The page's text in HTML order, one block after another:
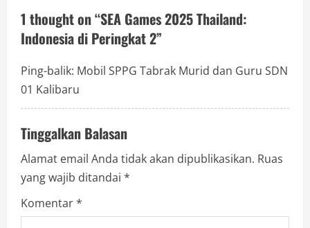
v
i
g
a
t
i
o
n
1 thought on “SEA Games 2025 Thailand:
Indonesia di Peringkat 2”
Ping-balik: Mobil SPPG Tabrak Murid dan Guru SDN
01 Kalibaru
Tinggalkan Balasan
Alamat email Anda tidak akan dipublikasikan. Ruas
yang wajib ditandai *
Komentar*